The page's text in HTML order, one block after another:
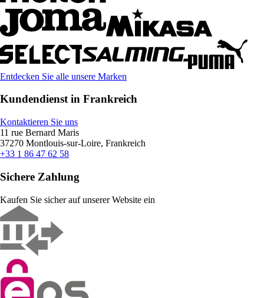
Entdecken Sie alle unsere Marken
Kundendienst in Frankreich
Kontaktieren Sie uns
11 rue Bernard Maris
37270 Montlouis-sur-Loire, Frankreich
+33 1 86 47 62 58
Sichere Zahlung
Kaufen Sie sicher auf unserer Website ein